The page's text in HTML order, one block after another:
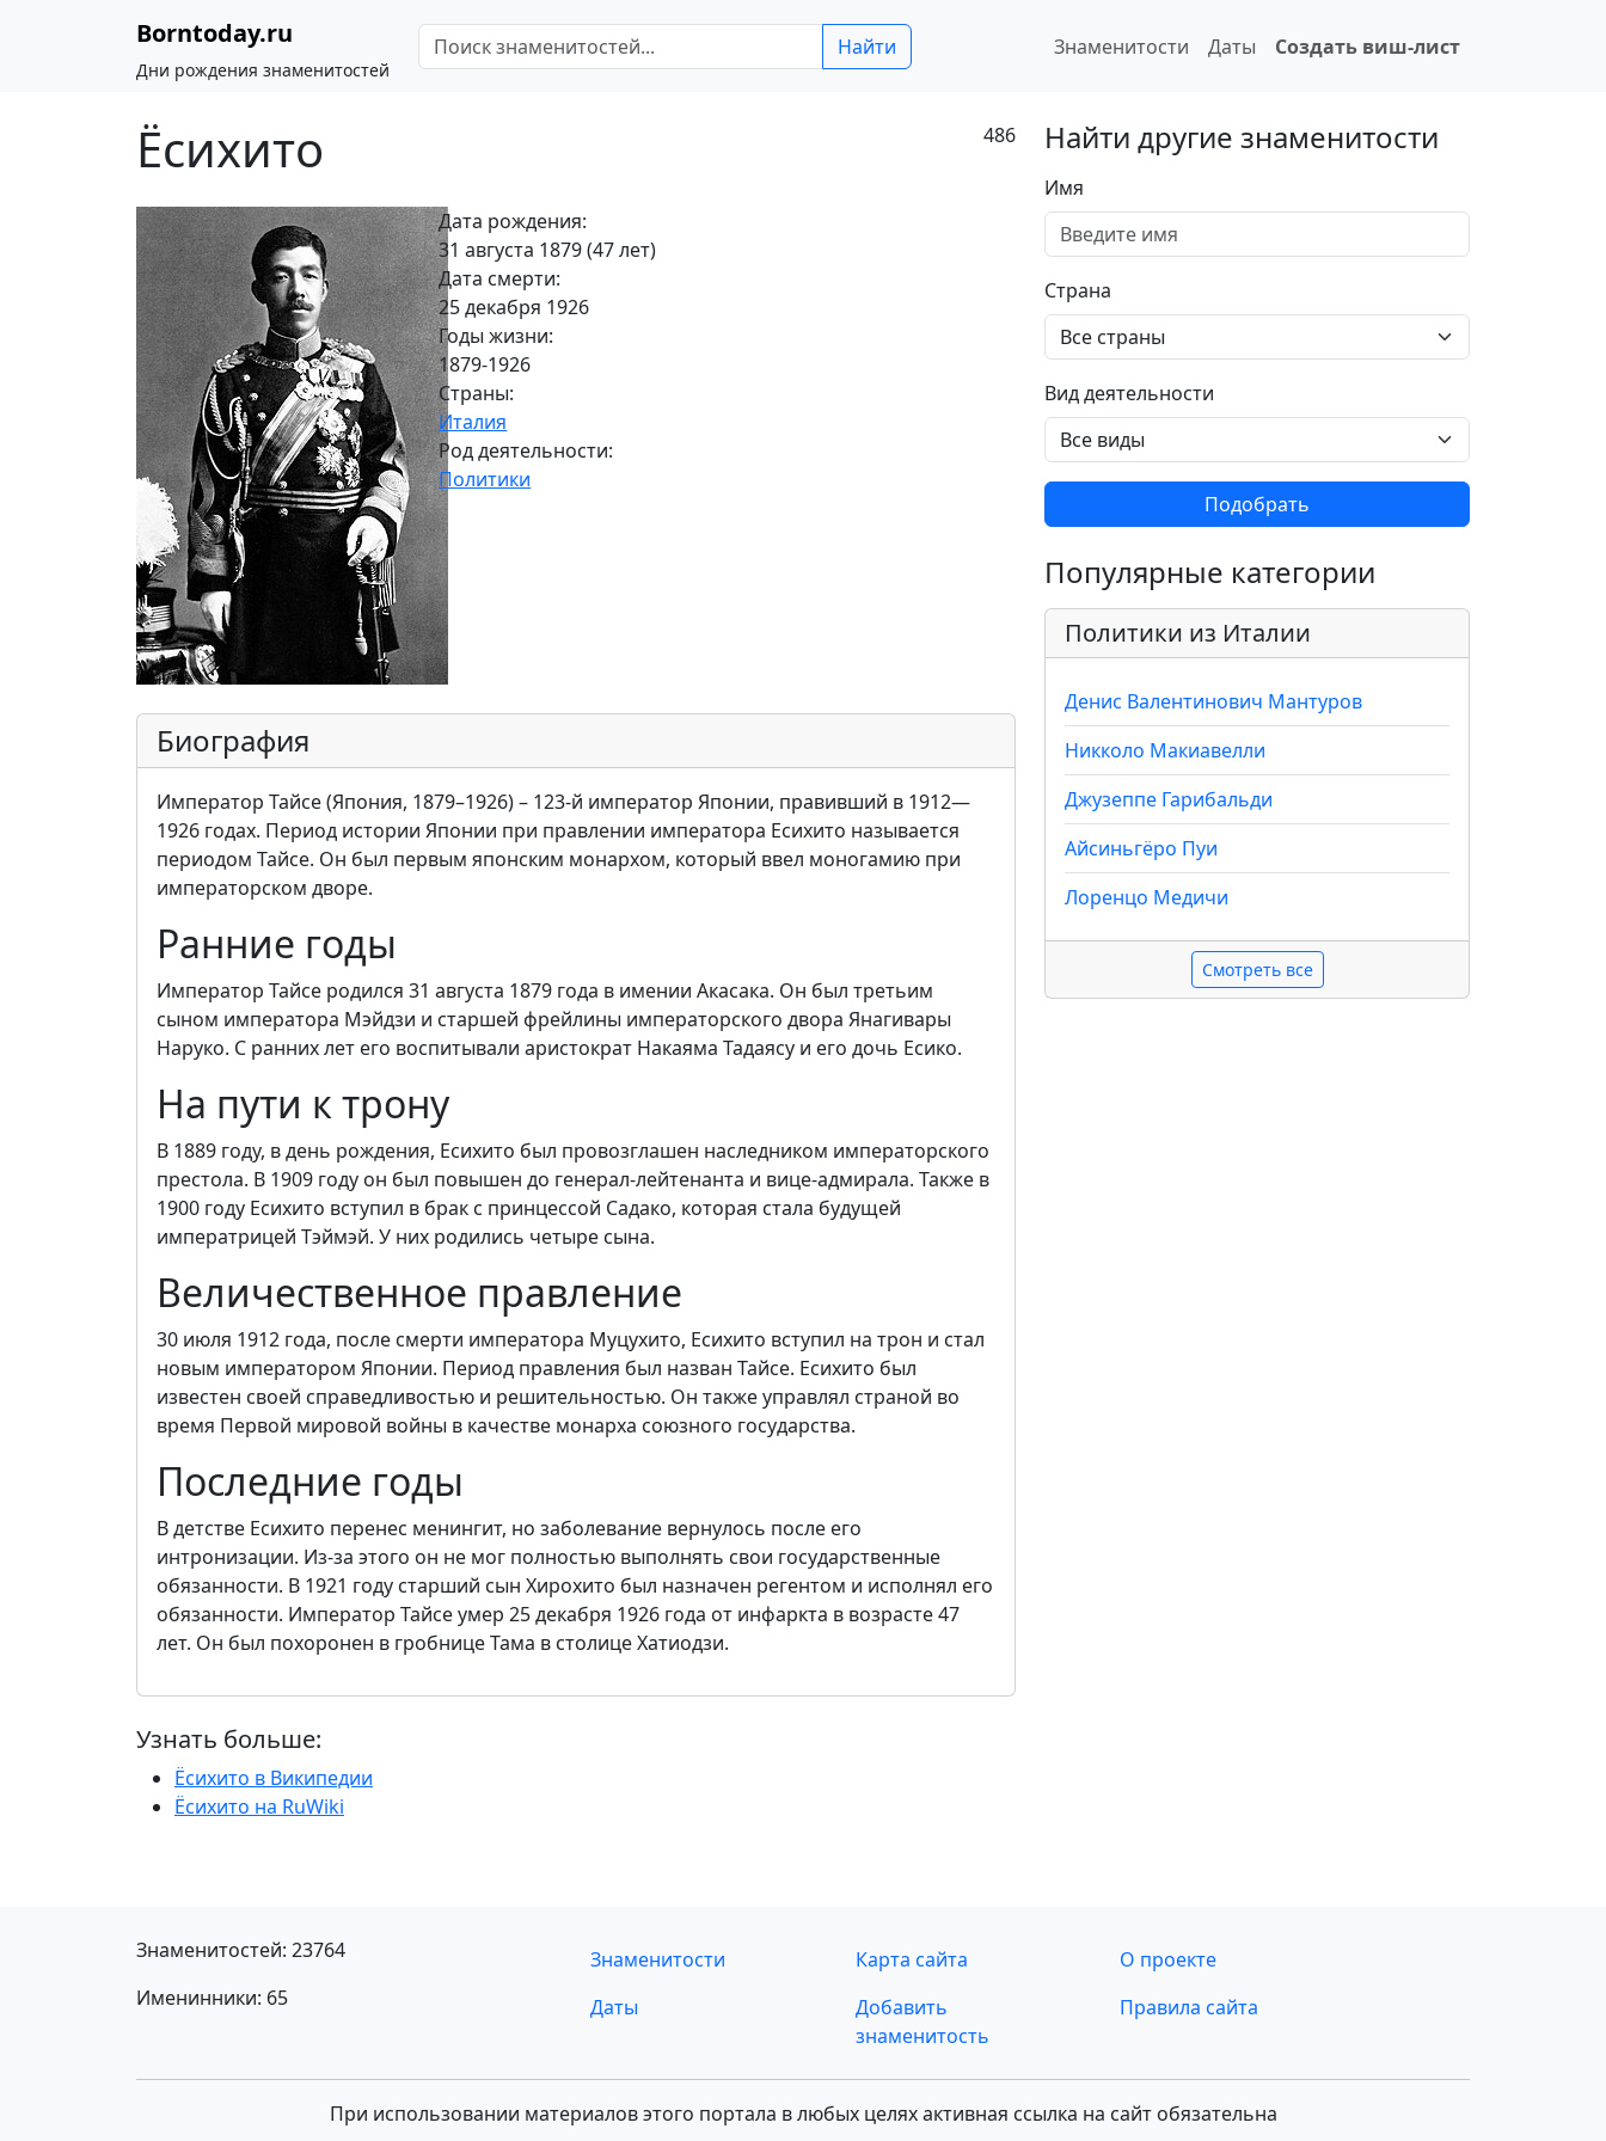
Borntoday.ru
Дни рождения знаменитостей
Найти Знаменитости Даты Создать виш-лист
Ёсихито 486
Дата рождения:
31 августа 1879 (47 лет)
Дата смерти:
25 декабря 1926
Годы жизни:
1879-1926
Страны:
Италия
Род деятельности:
Политики
Биография
Император Тайсе (Япония, 1879–1926) – 123-й император Японии, правивший в 1912—
1926 годах. Период истории Японии при правлении императора Есихито называется
периодом Тайсе. Он был первым японским монархом, который ввел моногамию при
императорском дворе.
Ранние годы
Император Тайсе родился 31 августа 1879 года в имении Акасака. Он был третьим
сыном императора Мэйдзи и старшей фрейлины императорского двора Янагивары
Наруко. С ранних лет его воспитывали аристократ Накаяма Тадаясу и его дочь Есико.
На пути к трону
В 1889 году, в день рождения, Есихито был провозглашен наследником императорского
престола. В 1909 году он был повышен до генерал-лейтенанта и вице-адмирала. Также в
1900 году Есихито вступил в брак с принцессой Садако, которая стала будущей
императрицей Тэймэй. У них родились четыре сына.
Величественное правление
30 июля 1912 года, после смерти императора Муцухито, Есихито вступил на трон и стал
новым императором Японии. Период правления был назван Тайсе. Есихито был
известен своей справедливостью и решительностью. Он также управлял страной во
время Первой мировой войны в качестве монарха союзного государства.
Последние годы
В детстве Есихито перенес менингит, но заболевание вернулось после его
интронизации. Из-за этого он не мог полностью выполнять свои государственные
обязанности. В 1921 году старший сын Хирохито был назначен регентом и исполнял его
обязанности. Император Тайсе умер 25 декабря 1926 года от инфаркта в возрасте 47
лет. Он был похоронен в гробнице Тама в столице Хатиодзи.
Узнать больше:
Ёсихито в Википедии
Ёсихито на RuWiki
Найти другие знаменитости
Имя
Страна
Вид деятельности
Подобрать
Популярные категории
Политики из Италии
Денис Валентинович Мантуров
Никколо Макиавелли
Джузеппе Гарибальди
Айсиньгёро Пуи
Лоренцо Медичи
Смотреть все
Знаменитостей: 23764
Именинники: 65
Знаменитости
Даты
Карта сайта
Добавить
знаменитость
О проекте
Правила сайта
При использовании материалов этого портала в любых целях активная ссылка на сайт обязательна